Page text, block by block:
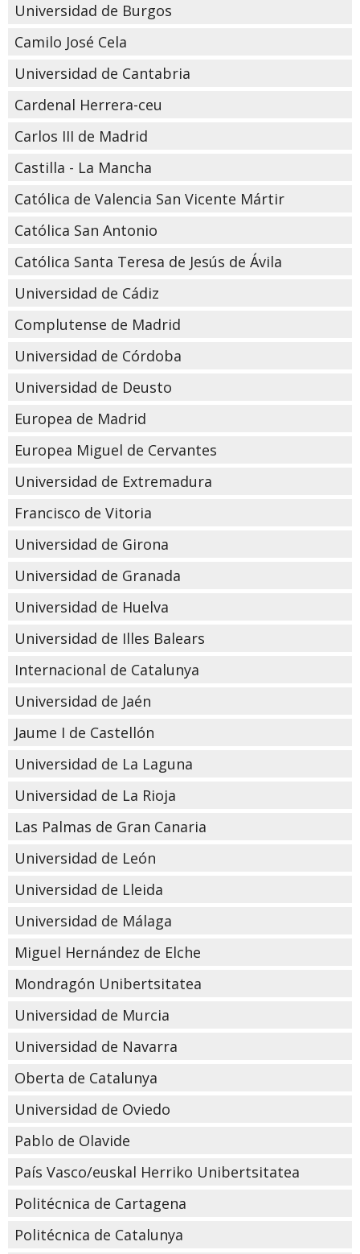
Universidad de Burgos
Camilo José Cela
Universidad de Cantabria
Cardenal Herrera-ceu
Carlos III de Madrid
Castilla - La Mancha
Católica de Valencia San Vicente Mártir
Católica San Antonio
Católica Santa Teresa de Jesús de Ávila
Universidad de Cádiz
Complutense de Madrid
Universidad de Córdoba
Universidad de Deusto
Europea de Madrid
Europea Miguel de Cervantes
Universidad de Extremadura
Francisco de Vitoria
Universidad de Girona
Universidad de Granada
Universidad de Huelva
Universidad de Illes Balears
Internacional de Catalunya
Universidad de Jaén
Jaume I de Castellón
Universidad de La Laguna
Universidad de La Rioja
Las Palmas de Gran Canaria
Universidad de León
Universidad de Lleida
Universidad de Málaga
Miguel Hernández de Elche
Mondragón Unibertsitatea
Universidad de Murcia
Universidad de Navarra
Oberta de Catalunya
Universidad de Oviedo
Pablo de Olavide
País Vasco/euskal Herriko Unibertsitatea
Politécnica de Cartagena
Politécnica de Catalunya